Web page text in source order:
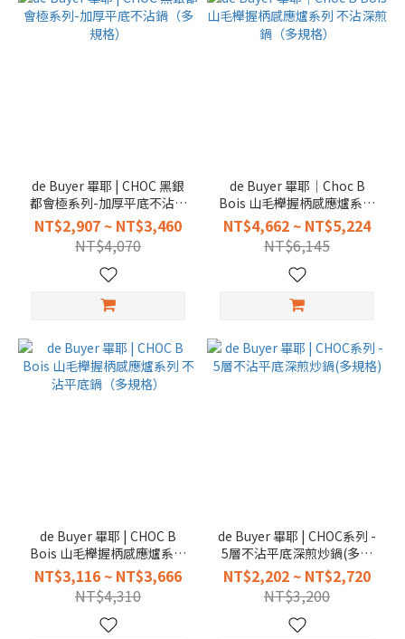
de Buyer 畢耶 | CHOC 黑銀
都會極系列-加厚平底不沾鍋
（多規格）
NT$2,907 ~ NT$3,460
NT$4,070
de Buyer 畢耶｜Choc B
Bois 山毛櫸握柄感應爐系列
不沾深煎鍋（多規格）
NT$4,662 ~ NT$5,224
NT$6,145
de Buyer 畢耶 | CHOC B
Bois 山毛櫸握柄感應爐系列
不沾平底鍋（多規格）
NT$3,116 ~ NT$3,666
NT$4,310
de Buyer 畢耶 | CHOC系列 -
5層不沾平底深煎炒鍋(多規
格)
NT$2,202 ~ NT$2,720
NT$3,200